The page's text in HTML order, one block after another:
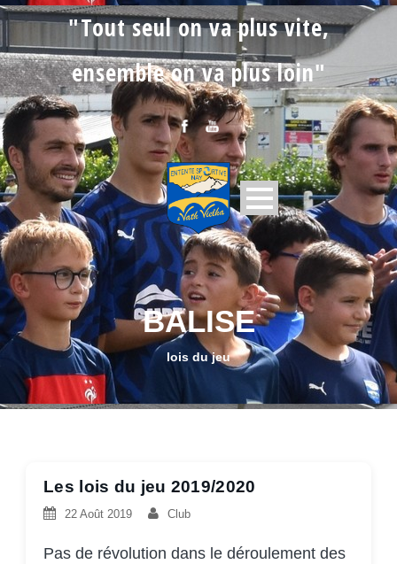
"Tout seul on va plus vite,
ensemble on va plus loin"
BALISE
lois du jeu
Les lois du jeu 2019/2020
22 Août 2019 Club
Pas de révolution dans le déroulement des